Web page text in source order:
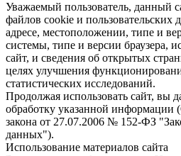
Уважаемый пользователь, данный
файлов cookie и
адресе, местоположении, типе и
системы, типе и версии браузера,
сайт, и сведения об открытых
целях улучшения
статистических исследований.
Продолжая использовать сайт, вы
обработку указанной информации
закона от 27.07.2006 № 152-ФЗ
данных").
Использование материалов сайта